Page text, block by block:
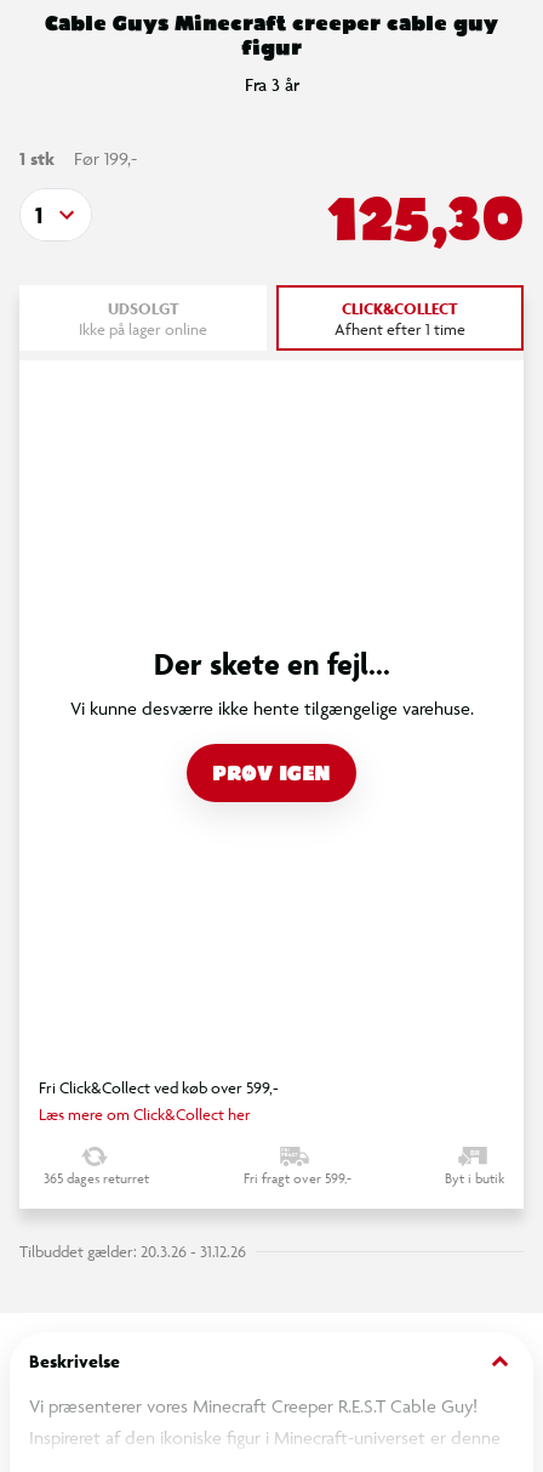
Cable Guys Minecraft creeper cable guy
figur
Fra 3 år
1 stk Før 199,-
125,30
1
UDSOLGT
Ikke på lager online
CLICK&COLLECT
Afhent efter 1 time
Der skete en fejl...
Vi kunne desværre ikke hente tilgængelige varehuse.
PRØV IGEN
Fri Click&Collect ved køb over 599,-
Læs mere om Click&Collect her
365 dages returret Fri fragt over 599,- Byt i butik
Tilbuddet gælder: 20.3.26 - 31.12.26
Beskrivelse keyboard_arrow_down
Vi præsenterer vores Minecraft Creeper R.E.S.T Cable Guy!
Inspireret af den ikoniske figur i Minecraft-universet er denne